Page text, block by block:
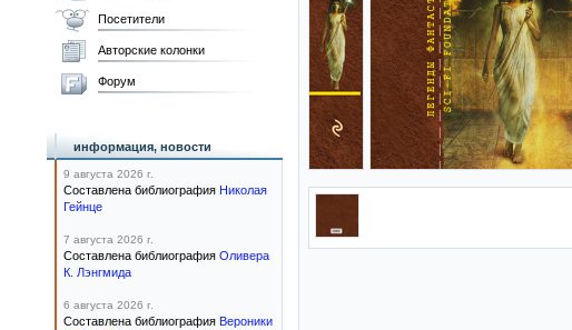
Посетители
Авторские колонки
Форум
информация, новости
9 августа 2026 г.
Составлена библиография Николая
Гейнце
7 августа 2026 г.
Составлена библиография Оливера
К. Лэнгмида
6 августа 2026 г.
Составлена библиография Вероники